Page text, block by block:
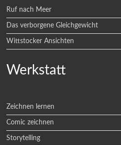
Ruf nach Meer
Das verborgene Gleichgewicht
Wittstocker Ansichten
Werkstatt
Zeichnen lernen
Comic zeichnen
Storytelling